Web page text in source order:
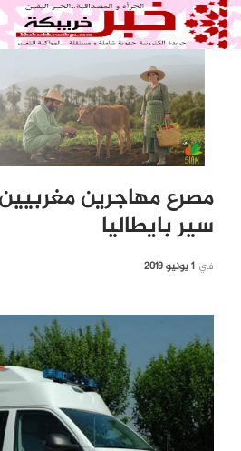
مصرع مهاجرين
سير بايطاليا
في 1 يونيو 2019